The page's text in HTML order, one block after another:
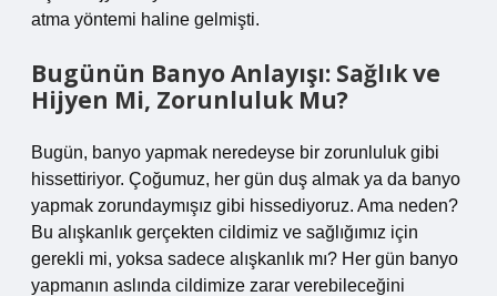
atma yöntemi haline gelmişti.
Bugünün Banyo Anlayışı: Sağlık ve
Hijyen Mi, Zorunluluk Mu?
Bugün, banyo yapmak neredeyse bir zorunluluk gibi
hissettiriyor. Çoğumuz, her gün duş almak ya da banyo
yapmak zorundaymışız gibi hissediyoruz. Ama neden?
Bu alışkanlık gerçekten cildimiz ve sağlığımız için
gerekli mi, yoksa sadece alışkanlık mı? Her gün banyo
yapmanın aslında cildimize zarar verebileceğini